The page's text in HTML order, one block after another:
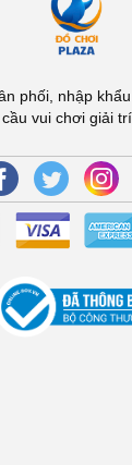
phối, nhập
vui chơi giải